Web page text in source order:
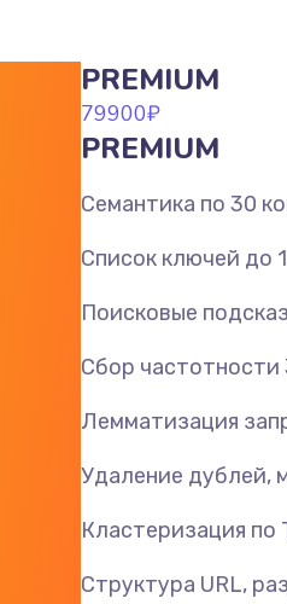
PREMIUM
79900₽
PREMIUM
Семантика по 30
Список ключей до
Поисковые
Сбор частотности
Лемматизация
Удаление дублей,
Кластеризация по
Структура URL,